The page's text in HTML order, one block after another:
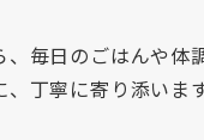
毎日のごはんや体
丁寧に寄り添います